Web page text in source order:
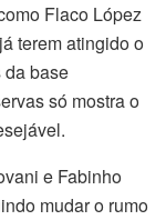
Flaco López
terem atingido o
da base
só mostra o
e Fabinho
mudar o rumo